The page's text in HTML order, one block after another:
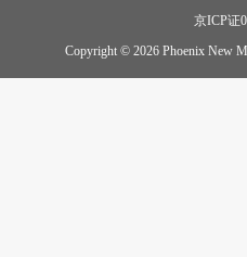
京ICP证
Copyright © 2026 Phoenix New